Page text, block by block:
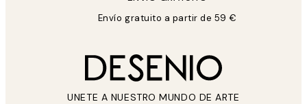
Envío gratuito a partir de 59 €
UNETE A NUESTRO MUNDO DE ARTE